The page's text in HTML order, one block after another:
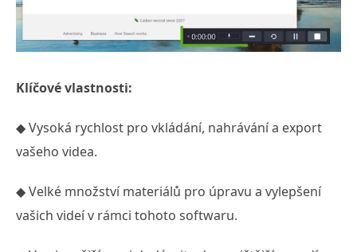
Klíčové vlastnosti:
◆ Vysoká rychlost pro vkládání, nahrávání a export
vašeho videa.
◆ Velké množství materiálů pro úpravu a vylepšení
vašich videí v rámci tohoto softwaru.